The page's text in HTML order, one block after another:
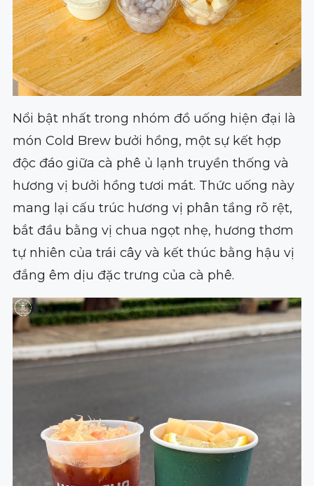
Nổi bật nhất trong nhóm đồ uống hiện đại là
món Cold Brew bưởi hồng, một sự kết hợp
độc đáo giữa cà phê ủ lạnh truyền thống và
hương vị bưởi hồng tươi mát. Thức uống này
mang lại cấu trúc hương vị phân tầng rõ rệt,
bắt đầu bằng vị chua ngọt nhẹ, hương thơm
tự nhiên của trái cây và kết thúc bằng hậu vị
đắng êm dịu đặc trưng của cà phê.